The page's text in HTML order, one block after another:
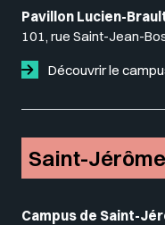
Pavillon Lucien-
101, rue Saint-Jean-
Découvrir le
Saint-Jérôme
Campus de Saint-